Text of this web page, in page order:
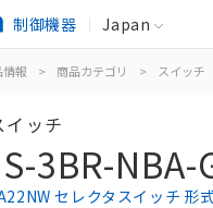
制御機器 Japan
情報 > 商品カテゴリ > スイッチ
イッチ
3BR-NBA-
セレクタスイッチ 形